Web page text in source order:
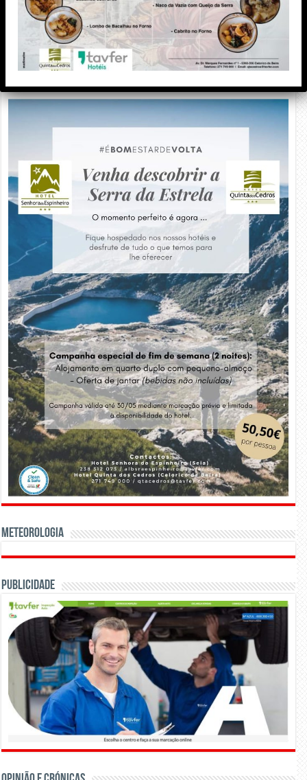
PUBLICIDADE
Meteorologia
Publicidade